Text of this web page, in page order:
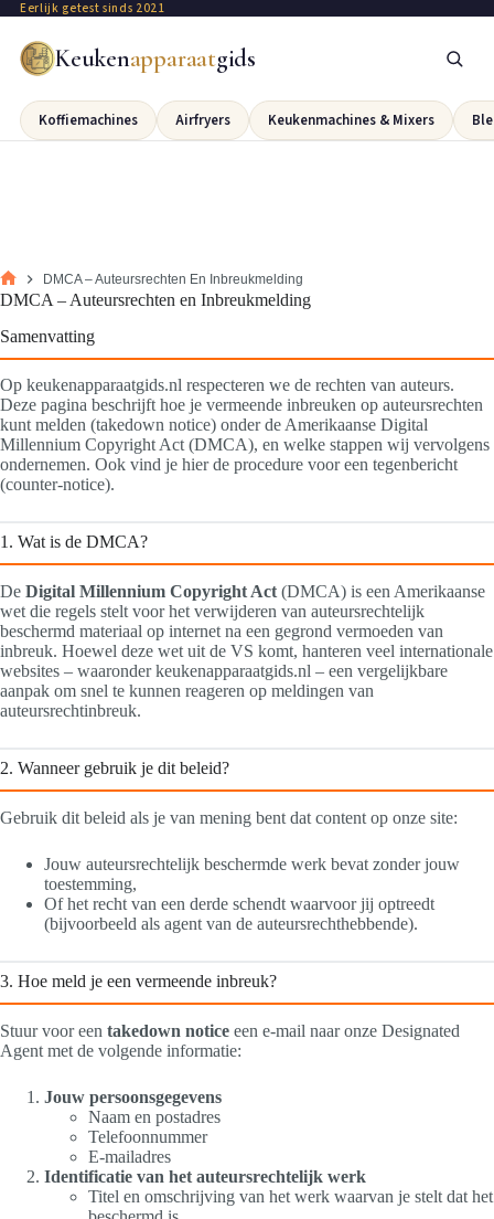
Eerlijk getest sinds 2021
Keukenapparaatgids
Koffiemachines Airfryers Keukenmachines & Mixers
DMCA – Auteursrechten En Inbreukmelding
DMCA – Auteursrechten en Inbreukmelding
Samenvatting
Op keukenapparaatgids.nl respecteren we de rechten van auteurs.
Deze pagina beschrijft hoe je vermeende inbreuken op auteursrechten
kunt melden (takedown notice) onder de Amerikaanse Digital
Millennium Copyright Act (DMCA), en welke stappen wij vervolgens
ondernemen. Ook vind je hier de procedure voor een tegenbericht
(counter‑notice).
1. Wat is de DMCA?
De Digital Millennium Copyright Act (DMCA) is een Amerikaanse
wet die regels stelt voor het verwijderen van auteursrechtelijk
beschermd materiaal op internet na een gegrond vermoeden van
inbreuk. Hoewel deze wet uit de VS komt, hanteren veel internationale
websites – waaronder keukenapparaatgids.nl – een vergelijkbare
aanpak om snel te kunnen reageren op meldingen van
auteursrechtinbreuk.
2. Wanneer gebruik je dit beleid?
Gebruik dit beleid als je van mening bent dat content op onze site:
Jouw auteursrechtelijk beschermde werk bevat zonder jouw
toestemming,
Of het recht van een derde schendt waarvoor jij optreedt
(bijvoorbeeld als agent van de auteursrechthebbende).
3. Hoe meld je een vermeende inbreuk?
Stuur voor een takedown notice een e‑mail naar onze Designated
Agent met de volgende informatie:
Jouw persoonsgegevens
Naam en postadres
Telefoonnummer
E‑mailadres
Identificatie van het auteursrechtelijk werk
Titel en omschrijving van het werk waarvan je stelt dat het